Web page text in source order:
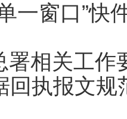
一窗口”快
关工作
回执报文